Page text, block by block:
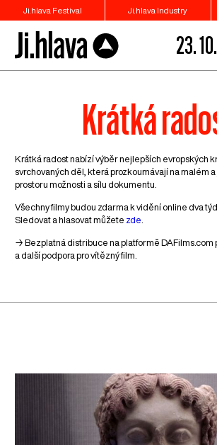
Ji.hlava Festival Ji.hlava Industry
23.
Krátká
Krátká radost nabízí výběr nejlepších evropských
svrchovaných děl, která prozkoumávají na malém
prostoru možnosti a sílu dokumentu.
Všechny filmy budou zdarma k vidění online dva
Sledovat a hlasovat můžete zde
→ Bezplatná distribuce na platformě DAFilms.com
a další podpora pro vítězný film.